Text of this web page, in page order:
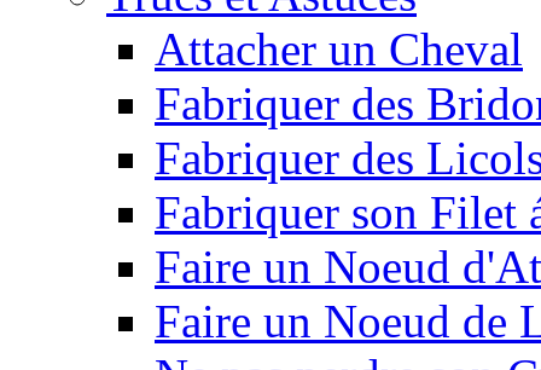
Attacher un Cheval
Fabriquer des
Fabriquer des
Fabriquer son Filet
Faire un Noeud
Faire un Noeud de